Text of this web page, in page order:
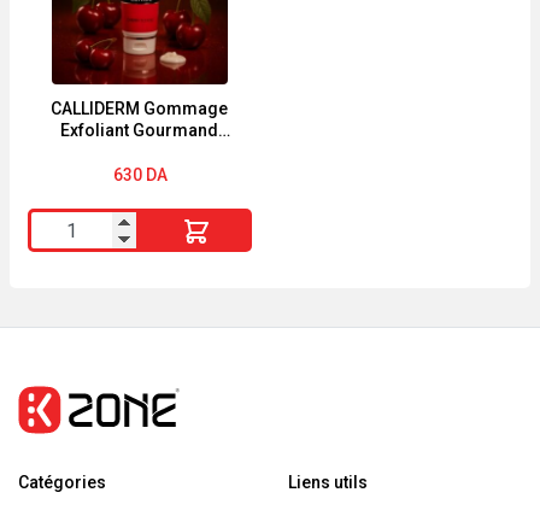
CALLIDERM Gommage
Exfoliant Gourmand
630 DA
quantité
de
Gourmand
Cerise
SKIN
Catégories Liens utils